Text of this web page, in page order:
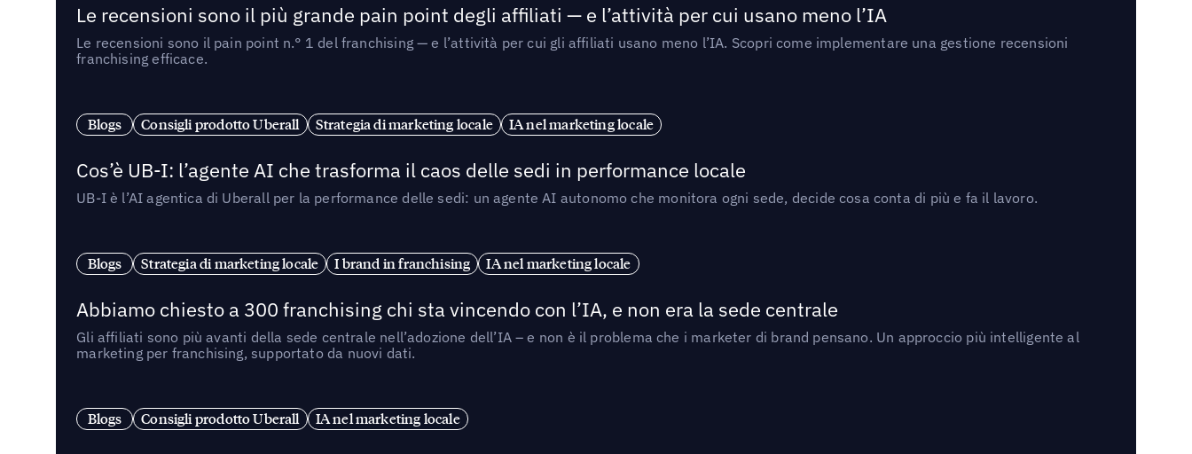
Le recensioni sono il più grande pain point degli affiliati — e l’attività per cui usano meno l’IA
Le recensioni sono il pain point n.° 1 del franchising — e l’attività per cui gli affiliati usano meno l’IA. Scopri come implementare una gestione recensioni
franchising efficace.
Blogs Consigli prodotto Uberall Strategia di marketing locale IA nel marketing locale
Cos’è UB-I: l’agente AI che trasforma il caos delle sedi in performance locale
UB-I è l’AI agentica di Uberall per la performance delle sedi: un agente AI autonomo che monitora ogni sede, decide cosa conta di più e fa il lavoro.
Blogs Strategia di marketing locale I brand in franchising IA nel marketing locale
Abbiamo chiesto a 300 franchising chi sta vincendo con l’IA, e non era la sede centrale
Gli affiliati sono più avanti della sede centrale nell’adozione dell’IA – e non è il problema che i marketer di brand pensano. Un approccio più intelligente al
marketing per franchising, supportato da nuovi dati.
Blogs Consigli prodotto Uberall IA nel marketing locale